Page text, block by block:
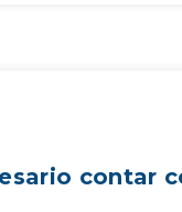
contar